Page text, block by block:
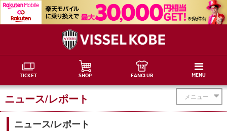
TICKET SHOP FANCLUB MENU
メニュー
ニュース/レポート
ニュース/レポート